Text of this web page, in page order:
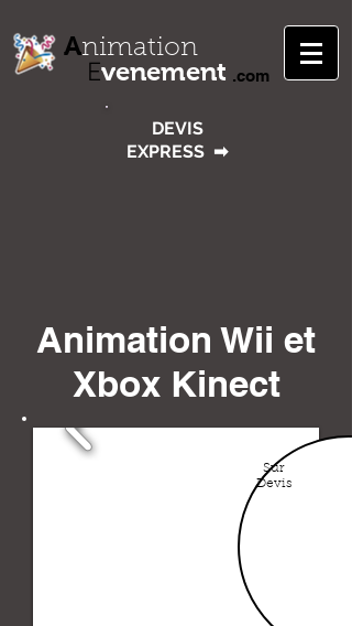
Animation
.com
Evenement
DEVIS
EXPRESS ➡
Animation Wii et
Xbox Kinect
Sur
Devis